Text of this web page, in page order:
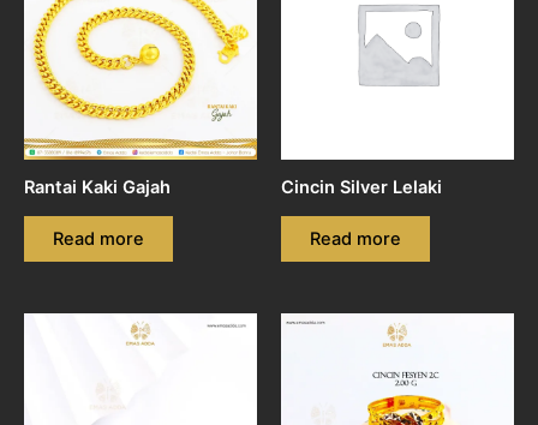
Rantai Kaki Gajah
Read more
Cincin Silver Lelaki
Read more